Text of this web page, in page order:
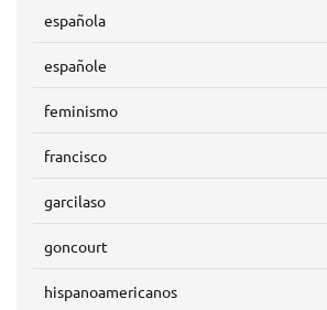
española
españole
feminismo
francisco
garcilaso
goncourt
hispanoamericanos